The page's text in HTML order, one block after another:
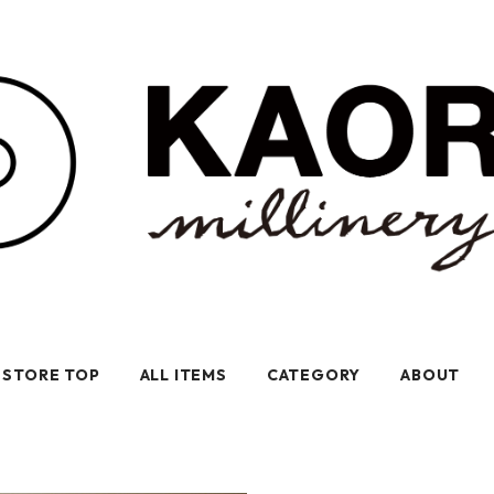
STORE TOP ALL ITEMS CATEGORY ABOUT